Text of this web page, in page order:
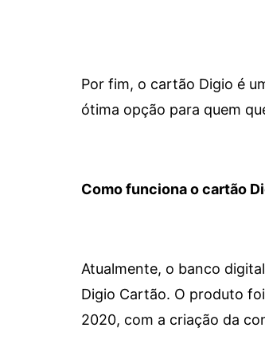
Por fim, o cartão Digio é
ótima opção para quem
Como funciona o cartão
Atualmente, o banco
Digio Cartão. O produto
2020, com a criação da